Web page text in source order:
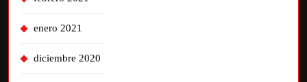
enero 2021
diciembre 2020